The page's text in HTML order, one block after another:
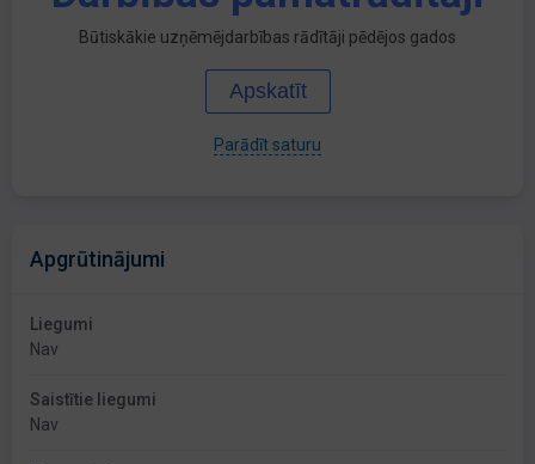
Būtiskākie uzņēmējdarbības rādītāji pēdējos gados
Apskatīt
Parādīt saturu
Apgrūtinājumi
Liegumi
Nav
Saistītie liegumi
Nav